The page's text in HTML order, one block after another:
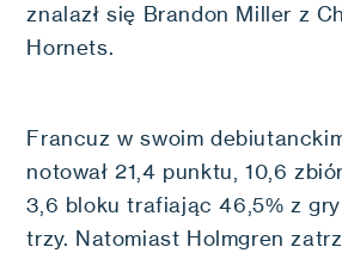
znalazł się Brandon Miller z
Hornets.
Francuz w swoim
notował 21,4 punktu, 10,6
3,6 bloku trafiając 46,5% z
trzy. Natomiast Holmgren